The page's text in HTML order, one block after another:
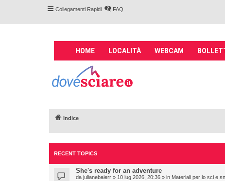
Collegamenti Rapidi FAQ
M
n
n
v
i
g
a
t
i
HOME LOCALITÀ WEBCAM
Indice
RECENT TOPICS
She's ready for an adventure
da julianebaierr » 10 lug 2026, 20:36 » in Materiali per lo sci e